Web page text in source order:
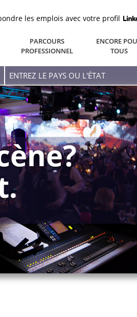
les emplois avec votre profil
PARCOURS
PROFESSIONNEL
ENCORE
TOUS
Entrez
Le
Pays
Ou
L'état